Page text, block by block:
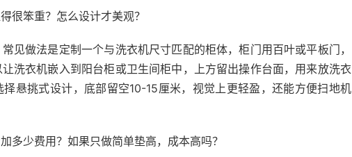
很笨重？怎么设计才美观？
见做法是定制一个与洗衣机尺寸匹配的柜体，柜门用百叶或平板门，
洗衣机嵌入到阳台柜或卫生间柜中，上方留出操作台面，用来放洗衣
悬挑式设计，底部留空10-15厘米，视觉上更轻盈，还能方便扫地机
多少费用？如果只做简单垫高，成本高吗？